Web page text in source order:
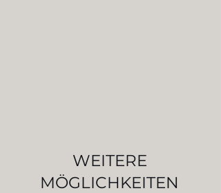
WEITERE
MÖGLICHKEITEN